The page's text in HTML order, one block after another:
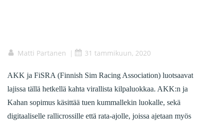
Matti Partanen | 31 tammikuun, 2020
AKK ja FiSRA (Finnish Sim Racing Association) luotsaavat
lajissa tällä hetkellä kahta virallista kilpaluokkaa. AKK:n ja
Kahan sopimus käsittää tuen kummallekin luokalle, sekä
digitaaliselle rallicrossille että rata-ajolle, joissa ajetaan myös